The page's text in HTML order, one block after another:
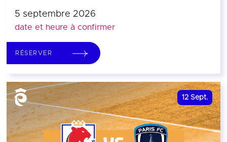
5 septembre 2026
date et heure à confirmer
RÉSERVER
12 Sept.